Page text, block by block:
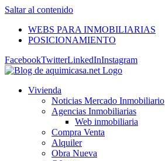
Saltar al contenido
WEBS PARA INMOBILIARIAS
POSICIONAMIENTO
FacebookTwitterLinkedInInstagram
Vivienda
Noticias Mercado Inmobiliario
Agencias Inmobiliarias
Web inmobiliaria
Compra Venta
Alquiler
Obra Nueva